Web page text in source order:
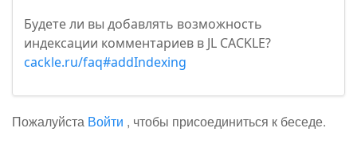
Будете ли вы добавлять возможность
индексации комментариев в JL CACKLE?
cackle.ru/faq#addIndexing
Пожалуйста Войти , чтобы присоединиться к беседе.